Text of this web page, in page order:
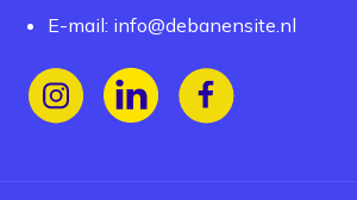
E-mail: info@debanensite.nl